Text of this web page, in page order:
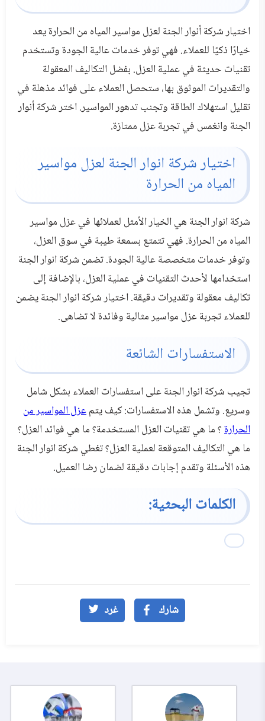
اختيار شركة أنوار الجنة لعزل مواسير المياه من الحرارة يعد
خيارًا ذكيًا للعملاء. فهي توفر خدمات عالية الجودة وتستخدم
تقنيات حديثة في عملية العزل. بفضل التكاليف المعقولة
والتقديرات الموثوق بها، ستحصل العملاء على فوائد مذهلة في
تقليل استهلاك الطاقة وتجنب تدهور المواسير. اختر شركة أنوار
الجنة وانغمس في تجربة عزل ممتازة.
اختيار شركة انوار الجنة لعزل مواسير
المياه من الحرارة
شركة انوار الجنة هي الخيار الأمثل لعملائها في عزل مواسير
المياه من الحرارة. فهي تتمتع بسمعة طيبة في سوق العزل،
وتوفر خدمات متخصصة عالية الجودة. تضمن شركة انوار الجنة
استخدامها لأحدث التقنيات في عملية العزل، بالإضافة إلى
تكاليف معقولة وتقديرات دقيقة. اختيار شركة انوار الجنة يضمن
للعملاء تجربة عزل مواسير مثالية وفائدة لا تضاهى.
الاستفسارات الشائعة
تجيب شركة انوار الجنة على استفسارات العملاء بشكل شامل
وسريع. وتشمل هذه الاستفسارات: كيف يتمعزل المواسير من
الحرارة؟ ما هي تقنيات العزل المستخدمة؟ ما هي فوائد العزل؟
ما هي التكاليف المتوقعة لعملية العزل؟ تغطي شركة انوار الجنة
هذه الأسئلة وتقدم إجابات دقيقة لضمان رضا العميل.
الكلمات البحثية:
شارك غرد